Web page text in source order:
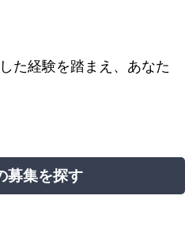
た経験を踏まえ、あなた
募集を探す